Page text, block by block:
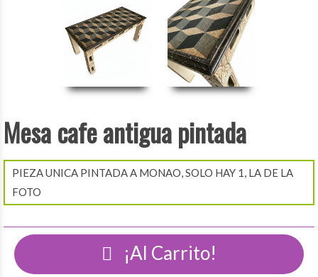
Mesa cafe antigua pintada
PIEZA UNICA PINTADA A MONAO, SOLO HAY 1, LA DE LA
FOTO
¡Al Carrito!